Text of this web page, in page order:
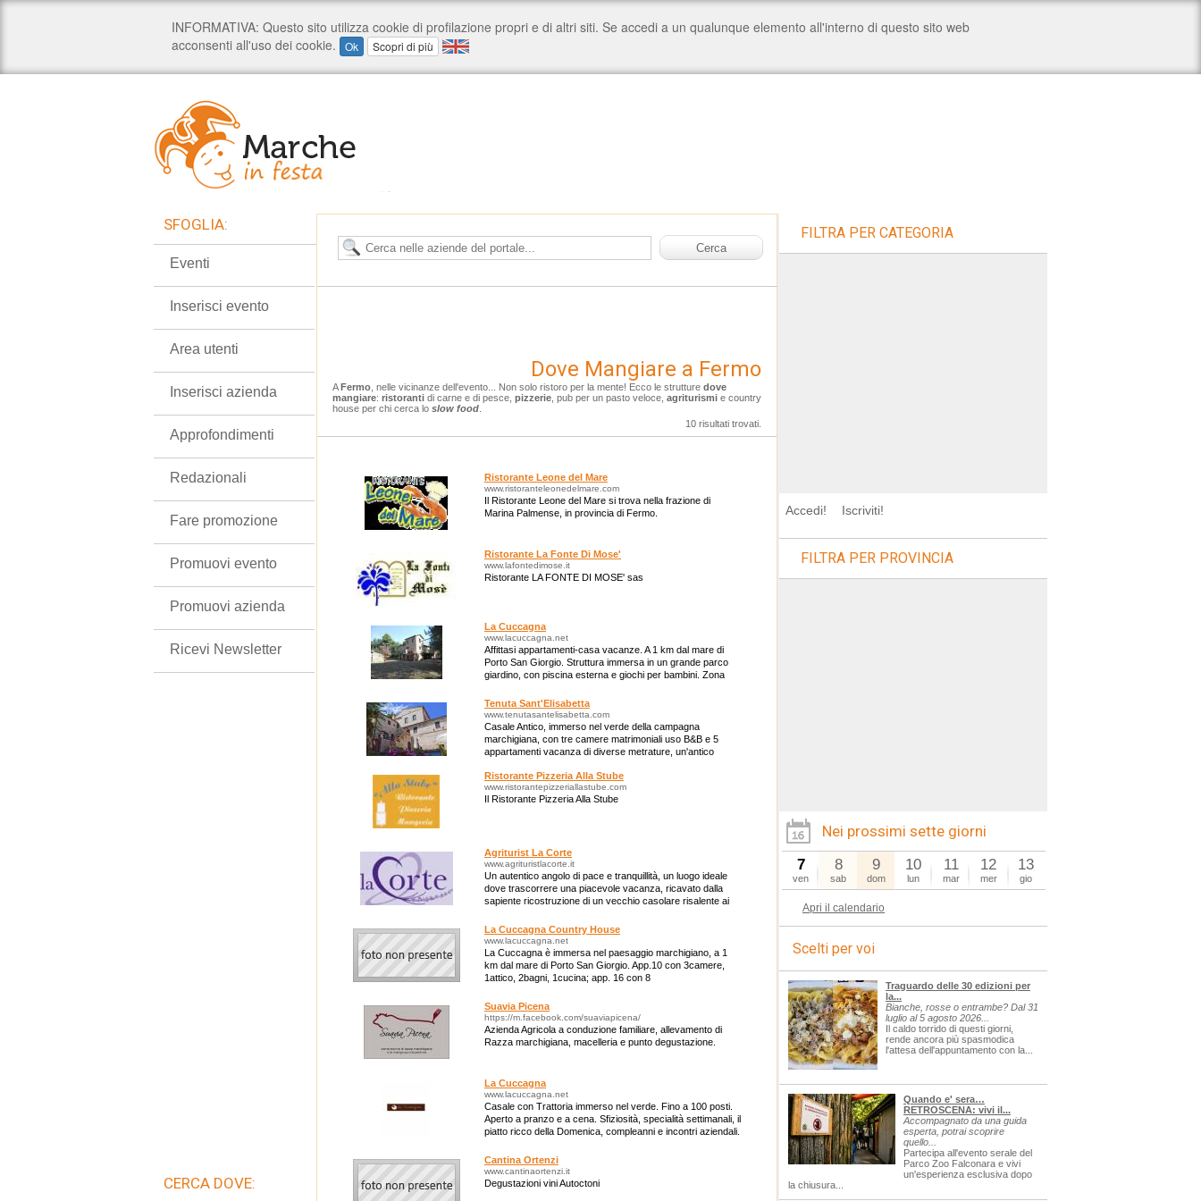
Dove Mangiare a Fermo
AFermo , nelle vicinanze dell'evento... Non solo ristoro per la mente! Ecco le strutture dove
mangiare: ristoranti di carne e di pesce, pizzerie , pub per un pasto veloce, agriturismi e country
house per chi cerca lo slow food
10 risultati trovati.
Ristorante Leone del Mare
www.ristoranteleonedelmare.com
Il Ristorante Leone del Mare si trova nella frazione di
Marina Palmense, in provincia di Fermo.
Ristorante La Fonte Di Mose'
www.lafontedimose.it
Ristorante LA FONTE DI MOSE' sas
La Cuccagna
www.lacuccagna.net
Affittasi appartamenti-casa vacanze. A 1 km dal mare di
Porto San Giorgio. Struttura immersa in un grande parco
giardino, con piscina esterna e giochi per bambini. Zona
Tenuta Sant'Elisabetta
www.tenutasantelisabetta.com
Casale Antico, immerso nel verde della campagna
marchigiana, con tre camere matrimoniali uso B&B e 5
appartamenti vacanza di diverse metrature, un'antico
Ristorante Pizzeria Alla Stube
www.ristorantepizzeriallastube.com
Il Ristorante Pizzeria Alla Stube
Agriturist La Corte
www.agrituristlacorte.it
Un autentico angolo di pace e tranquillità, un luogo ideale
dove trascorrere una piacevole vacanza, ricavato dalla
sapiente ricostruzione di un vecchio casolare risalente ai
La Cuccagna Country House
www.lacuccagna.net
La Cuccagna è immersa nel paesaggio marchigiano, a 1
km dal mare di Porto San Giorgio. App.10 con 3camere,
1attico, 2bagni, 1cucina; app. 16 con 8
Suavia Picena
https://m.facebook.com/suaviapicena/
Azienda Agricola a conduzione familiare, allevamento di
Razza marchigiana, macelleria e punto degustazione.
La Cuccagna
www.lacuccagna.net
Casale con Trattoria immerso nel verde. Fino a 100 posti.
Aperto a pranzo e a cena. Sfiziosità, specialità settimanali, il
piatto ricco della Domenica, compleanni e incontri aziendali.
Cantina Ortenzi
www.cantinaortenzi.it
Degustazioni vini Autoctoni
SFOGLIA:
Eventi
Inserisci evento
Area utenti
Inserisci azienda
Approfondimenti
Redazionali
Fare promozione
Promuovi evento
Promuovi azienda
Ricevi Newsletter
CERCA DOVE:
FILTRA PER CATEGORIA
Accedi! Iscriviti!
FILTRA PER PROVINCIA
Nei prossimi sette giorni
7
ven
8
sab
9
dom
10
lun
11
mar
12
mer
13
gio
Apri il calendario
Scelti per voi
Traguardo delle 30 edizioni per
la...
Bianche, rosse o entrambe? Dal 31
luglio al 5 agosto 2026...
Il caldo torrido di questi giorni,
rende ancora più spasmodica
l'attesa dell'appuntamento con la...
Quando e' sera…
RETROSCENA: vivi il...
Accompagnato da una guida
esperta, potrai scoprire
quello...
Partecipa all'evento serale del
Parco Zoo Falconara e vivi
un'esperienza esclusiva dopo
la chiusura...